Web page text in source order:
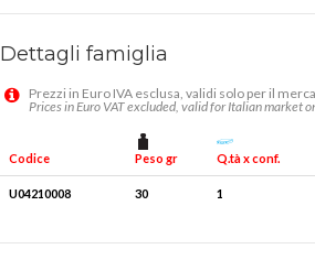
Dettagli famiglia
Prezzi in Euro IVA esclusa, validi solo per il
Prices in Euro VAT excluded, valid for Italian market
Codice Peso gr Q.tà x conf.
U04210008 30 1